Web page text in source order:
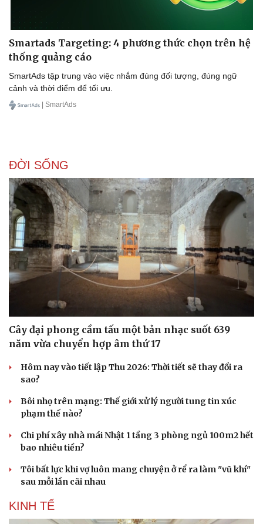
Smartads Targeting: 4 phương thức chọn trên hệ
thống quảng cáo
SmartAds tập trung vào việc nhắm đúng đối tượng, đúng ngữ
cảnh và thời điểm để tối ưu.
| SmartAds
ĐỜI SỐNG
Cây đại phong cầm tấu một bản nhạc suốt 639
năm vừa chuyển hợp âm thứ 17
Hôm nay vào tiết lập Thu 2026: Thời tiết sẽ thay đổi ra
sao?
Bôi nhọ trên mạng: Thế giới xử lý người tung tin xúc
phạm thế nào?
Chi phí xây nhà mái Nhật 1 tầng 3 phòng ngủ 100m2 hết
bao nhiêu tiền?
Tôi bất lực khi vợ luôn mang chuyện ở rể ra làm "vũ khí"
sau mỗi lần cãi nhau
KINH TẾ